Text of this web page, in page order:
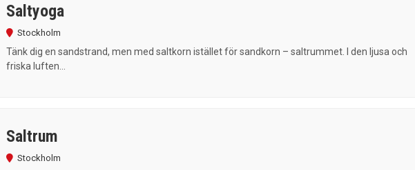
Saltyoga
Stockholm
Tänk dig en sandstrand, men med saltkorn istället för sandkorn – saltrummet. I den ljusa och
friska luften...
Saltrum
Stockholm